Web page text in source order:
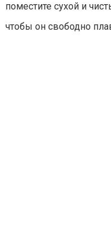
поместите сухой и
чтобы он свободно